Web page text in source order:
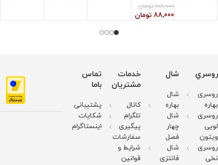
108,000 تومان
88,000 تومان
روسري
روسری
بهاره
روسری
لویی
ویتون
روسری
نخی
شال
شال
بهاره
شال
چهار
فصل
شال
فانتزی
خدمات
مشتریان
کانال
تلگرام
پیگیری
سفارشات
شرایط و
قوانین
تماس
باما
پشتیبانی
شکایات
اینستاگرام